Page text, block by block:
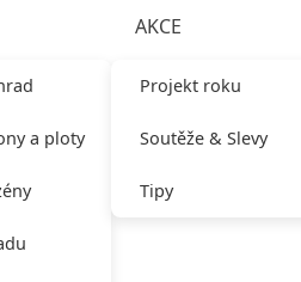
a ploty
AKCE
Projekt roku
Soutěže & Slevy
Tipy